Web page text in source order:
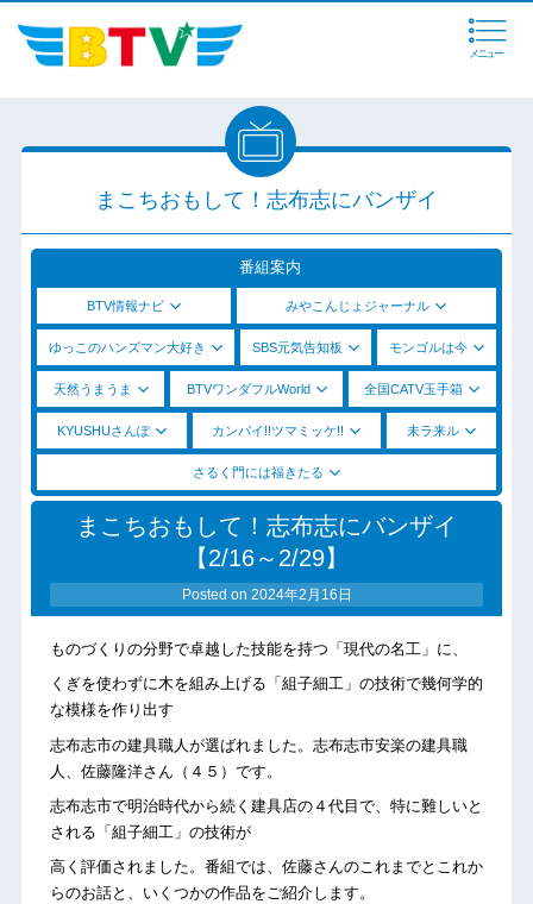
メニュー
まこちおもして！志布志にバンザイ
番組案内
BTV情報ナビ みやこんじょジャーナル
ゆっこのハンズマン大好き SBS元気告知板 モンゴルは今
天然うまうま BTVワンダフルWorld 全国CATV玉手箱
KYUSHUさんぽ カンパイ!!ツマミッケ!! 未ラ来ル
さるく門には福きたる
まこちおもして！志布志にバンザイ
【2/16～2/29】
Posted on 2024年2月16日
ものづくりの分野で卓越した技能を持つ「現代の名工」に、
くぎを使わずに木を組み上げる「組子細工」の技術で幾何学的
な模様を作り出す
志布志市の建具職人が選ばれました。志布志市安楽の建具職
人、佐藤隆洋さん（４５）です。
志布志市で明治時代から続く建具店の４代目で、特に難しいと
される「組子細工」の技術が
高く評価されました。番組では、佐藤さんのこれまでとこれか
らのお話と、いくつかの作品をご紹介します。